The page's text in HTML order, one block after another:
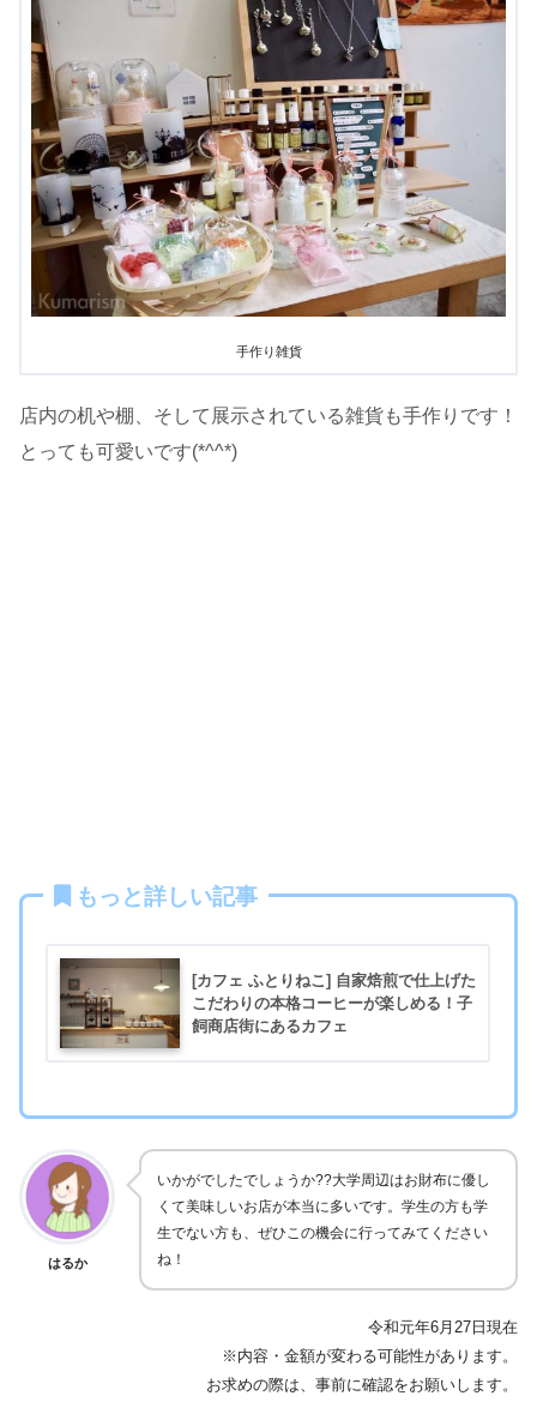
手作り雑貨
店内の机や棚、そして展示されている雑貨も手作りです！
とっても可愛いです(*^^*)
もっと詳しい記事
[カフェ ふとりねこ] 自家焙煎で仕上げた
こだわりの本格コーヒーが楽しめる！子
飼商店街にあるカフェ
はるか
いかがでしたでしょうか??大学周辺はお財布に優し
くて美味しいお店が本当に多いです。学生の方も学
生でない方も、ぜひこの機会に行ってみてください
ね！
令和元年6月27日現在
※内容・金額が変わる可能性があります。
お求めの際は、事前に確認をお願いします。